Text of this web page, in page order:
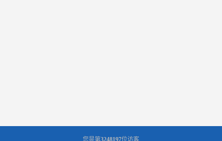
您是第3248197位访客